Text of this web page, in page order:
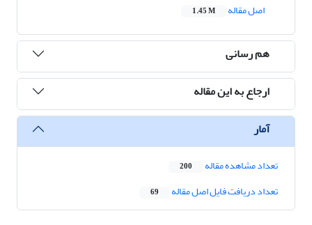
اصل مقاله
1.45 M
هم رسانی
ارجاع به این مقاله
آمار
تعداد مشاهده مقاله 200
تعداد دریافت فایل اصل مقاله 69